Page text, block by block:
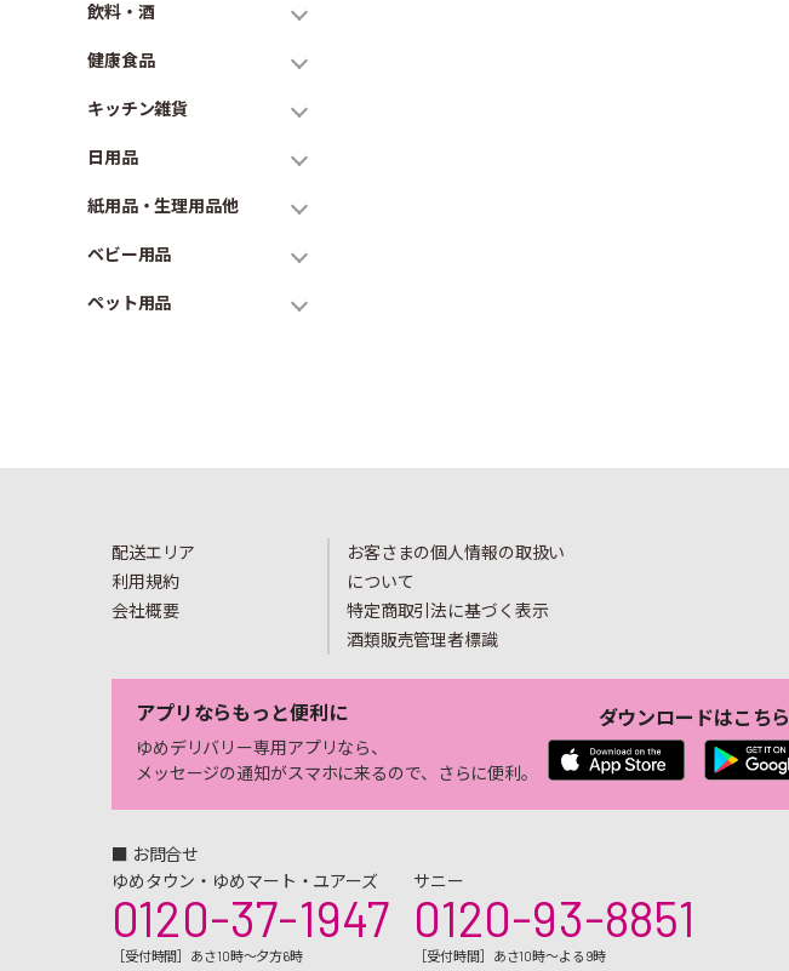
飲料・酒
健康食品
キッチン雑貨
日用品
紙用品・生理用品他
ベビー用品
ペット用品
配送エリア
利用規約
会社概要
お客さまの個人情報の取扱い
について
特定商取引法に基づく表示
酒類販売管理者標識
アプリならもっと便利に
ゆめデリバリー専用アプリなら、
メッセージの通知がスマホに来るので、さらに便利。
ダウンロードはこちら
■ お問合せ
ゆめタウン・ゆめマート・ユアーズ
0120-37-1947
［受付時間］あさ10時～夕方6時
サニー
0120-93-8851
［受付時間］あさ10時～よる9時